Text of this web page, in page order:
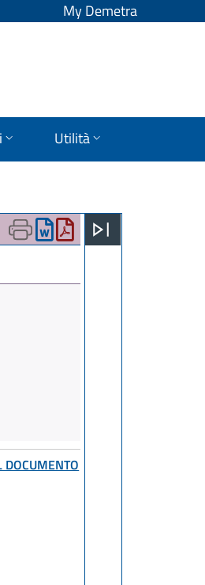
My Demetra
Utilità
DOCUMENTO